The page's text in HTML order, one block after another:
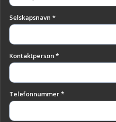
Selskapsnavn *
Kontaktperson *
Telefonnummer *